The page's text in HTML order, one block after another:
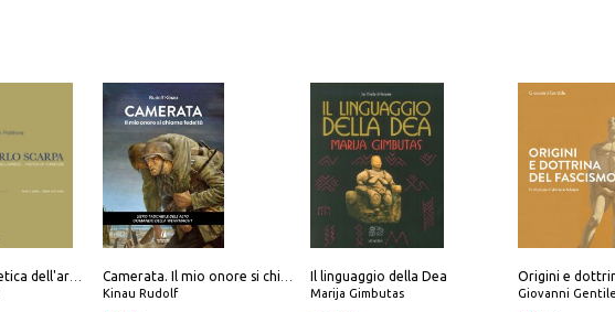
Kinau Rudolf
Il linguaggio della Dea
Marija Gimbutas
Origini e
Giovanni Gentile